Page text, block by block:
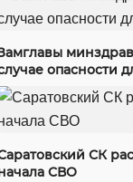
опасности
СК
СВО